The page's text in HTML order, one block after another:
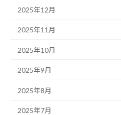
2025年12月
2025年11月
2025年10月
2025年9月
2025年8月
2025年7月